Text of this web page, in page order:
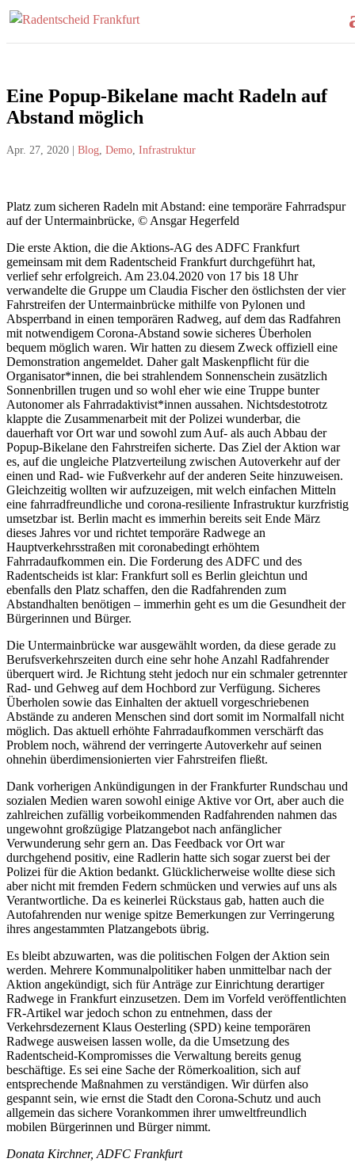
Eine Popup-Bikelane macht Radeln auf
Abstand möglich
Apr. 27, 2020 Blog Demo Infrastruktur
Platz zum sicheren Radeln mit Abstand: eine temporäre Fahrradspur
auf der Untermainbrücke, © Ansgar Hegerfeld
Die erste Aktion, die die Aktions-AG des ADFC Frankfurt
gemeinsam mit dem Radentscheid Frankfurt durchgeführt hat,
verlief sehr erfolgreich. Am 23.04.2020 von 17 bis 18 Uhr
verwandelte die Gruppe um Claudia Fischer den östlichsten der vier
Fahrstreifen der Untermainbrücke mithilfe von Pylonen und
Absperrband in einen temporären Radweg, auf dem das Radfahren
mit notwendigem Corona-Abstand sowie sicheres Überholen
bequem möglich waren. Wir hatten zu diesem Zweck offiziell eine
Demonstration angemeldet. Daher galt Maskenpflicht für die
Organisator*innen, die bei strahlendem Sonnenschein zusätzlich
Sonnenbrillen trugen und so wohl eher wie eine Truppe bunter
Autonomer als Fahrradaktivist*innen aussahen. Nichtsdestotrotz
klappte die Zusammenarbeit mit der Polizei wunderbar, die
dauerhaft vor Ort war und sowohl zum Auf- als auch Abbau der
Popup-Bikelane den Fahrstreifen sicherte. Das Ziel der Aktion war
es, auf die ungleiche Platzverteilung zwischen Autoverkehr auf der
einen und Rad- wie Fußverkehr auf der anderen Seite hinzuweisen.
Gleichzeitig wollten wir aufzuzeigen, mit welch einfachen Mitteln
eine fahrradfreundliche und corona-resiliente Infrastruktur kurzfristig
umsetzbar ist. Berlin macht es immerhin bereits seit Ende März
dieses Jahres vor und richtet temporäre Radwege an
Hauptverkehrsstraßen mit coronabedingt erhöhtem
Fahrradaufkommen ein. Die Forderung des ADFC und des
Radentscheids ist klar: Frankfurt soll es Berlin gleichtun und
ebenfalls den Platz schaffen, den die Radfahrenden zum
Abstandhalten benötigen – immerhin geht es um die Gesundheit der
Bürgerinnen und Bürger.
Die Untermainbrücke war ausgewählt worden, da diese gerade zu
Berufsverkehrszeiten durch eine sehr hohe Anzahl Radfahrender
überquert wird. Je Richtung steht jedoch nur ein schmaler getrennter
Rad- und Gehweg auf dem Hochbord zur Verfügung. Sicheres
Überholen sowie das Einhalten der aktuell vorgeschriebenen
Abstände zu anderen Menschen sind dort somit im Normalfall nicht
möglich. Das aktuell erhöhte Fahrradaufkommen verschärft das
Problem noch, während der verringerte Autoverkehr auf seinen
ohnehin überdimensionierten vier Fahrstreifen fließt.
Dank vorherigen Ankündigungen in der Frankfurter Rundschau und
sozialen Medien waren sowohl einige Aktive vor Ort, aber auch die
zahlreichen zufällig vorbeikommenden Radfahrenden nahmen das
ungewohnt großzügige Platzangebot nach anfänglicher
Verwunderung sehr gern an. Das Feedback vor Ort war
durchgehend positiv, eine Radlerin hatte sich sogar zuerst bei der
Polizei für die Aktion bedankt. Glücklicherweise wollte diese sich
aber nicht mit fremden Federn schmücken und verwies auf uns als
Verantwortliche. Da es keinerlei Rückstaus gab, hatten auch die
Autofahrenden nur wenige spitze Bemerkungen zur Verringerung
ihres angestammten Platzangebots übrig.
Es bleibt abzuwarten, was die politischen Folgen der Aktion sein
werden. Mehrere Kommunalpolitiker haben unmittelbar nach der
Aktion angekündigt, sich für Anträge zur Einrichtung derartiger
Radwege in Frankfurt einzusetzen. Dem im Vorfeld veröffentlichten
FR-Artikel war jedoch schon zu entnehmen, dass der
Verkehrsdezernent Klaus Oesterling (SPD) keine temporären
Radwege ausweisen lassen wolle, da die Umsetzung des
Radentscheid-Kompromisses die Verwaltung bereits genug
beschäftige. Es sei eine Sache der Römerkoalition, sich auf
entsprechende Maßnahmen zu verständigen. Wir dürfen also
gespannt sein, wie ernst die Stadt den Corona-Schutz und auch
allgemein das sichere Vorankommen ihrer umweltfreundlich
mobilen Bürgerinnen und Bürger nimmt.
Donata Kirchner, ADFC Frankfurt